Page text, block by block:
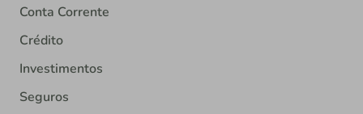
Conta Corrente
Crédito
Investimentos
Seguros